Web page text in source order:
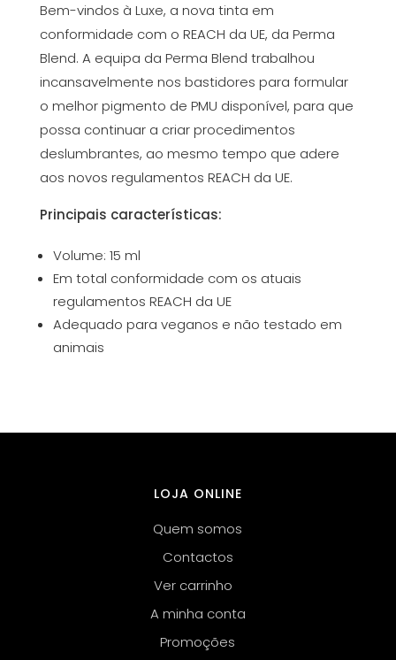
Bem-vindos à Luxe, a nova tinta em
conformidade com o REACH da UE, da Perma
Blend. A equipa da Perma Blend trabalhou
incansavelmente nos bastidores para formular
o melhor pigmento de PMU disponível, para que
possa continuar a criar procedimentos
deslumbrantes, ao mesmo tempo que adere
aos novos regulamentos REACH da UE.
Principais características:
Volume: 15 ml
Em total conformidade com os atuais
regulamentos REACH da UE
Adequado para veganos e não testado em
animais
LOJA ONLINE
Quem somos
Contactos
Ver carrinho
A minha conta
Promoções